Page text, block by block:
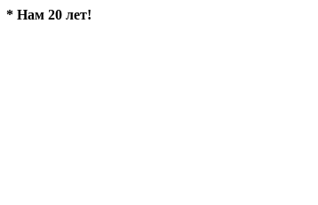
* Нам 20 лет!